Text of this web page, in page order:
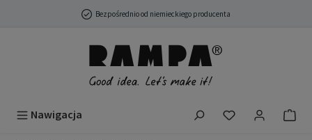
Przejdź do głównej zawartościBezpośrednio od niemieckiego producenta
Nawigacja Masz 0